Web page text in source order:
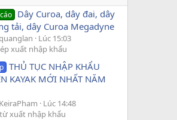
Dây Curoa, dây đai, dây
tải, dây Curoa Megadyne
Lúc 15:03
xuất nhập khẩu
THỦ TỤC NHẬP KHẨU
KAYAK MỚI NHẤT NĂM
Lúc 14:48
xuất nhập khẩu